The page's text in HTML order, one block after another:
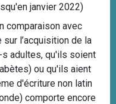
janvier 2022)
comparaison avec
sur l’acquisition de la
adultes, qu'ils soient
ou qu'ils aient
d'écriture non latin
comporte encore